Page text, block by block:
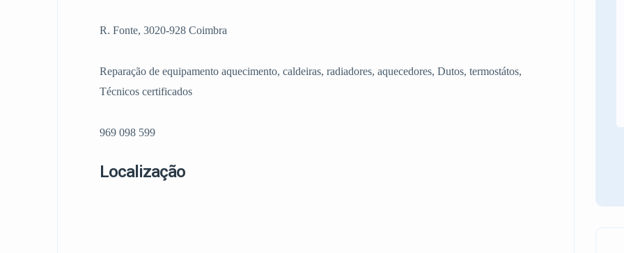
R. Fonte, 3020-928 Coimbra
Reparação de equipamento aquecimento, caldeiras, radiadores, aquecedores, Dutos, termostátos,
Técnicos certificados
969 098 599
Localização